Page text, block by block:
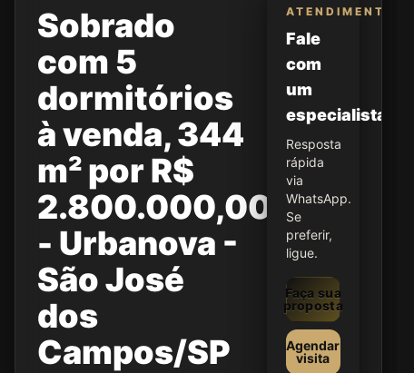
Sobrado
com 5
dormitórios
à venda, 344
m² por R$
2.800.000,00
- Urbanova -
São José
dos
Campos/SP
ATENDIMENTO
Fale
com
um
especialista
Resposta
rápida
via
WhatsApp.
Se
preferir,
ligue.
Faça sua
proposta
Agendar
visita